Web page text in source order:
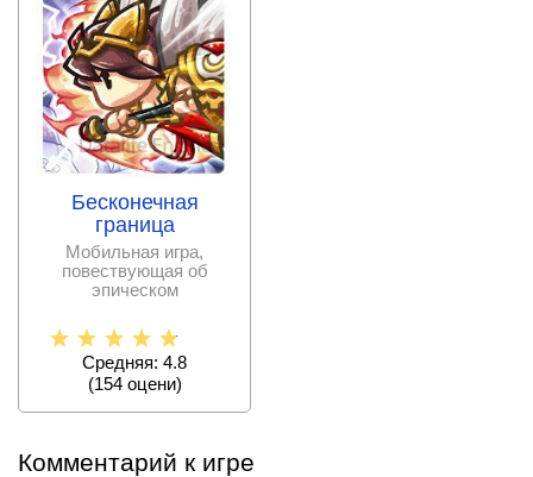
Бесконечная
граница
Мобильная игра,
повествующая об
эпическом
Рыцарей Чужеземья и
Средняя: 4.8
(154оцени)
Комментарий к игре